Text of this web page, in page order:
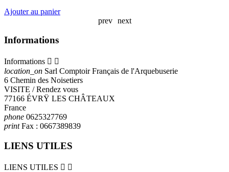
Ajouter au panier
prev
next
Informations
Informations  
location_on Sarl Comptoir Français de l'Arquebuserie
6 Chemin des Noisetiers
VISITE / Rendez vous
77166 ÉVRŸ LES CHÂTEAUX
France
phone 0625327769
printFax : 0667389839
LIENS UTILES
LIENS UTILES  